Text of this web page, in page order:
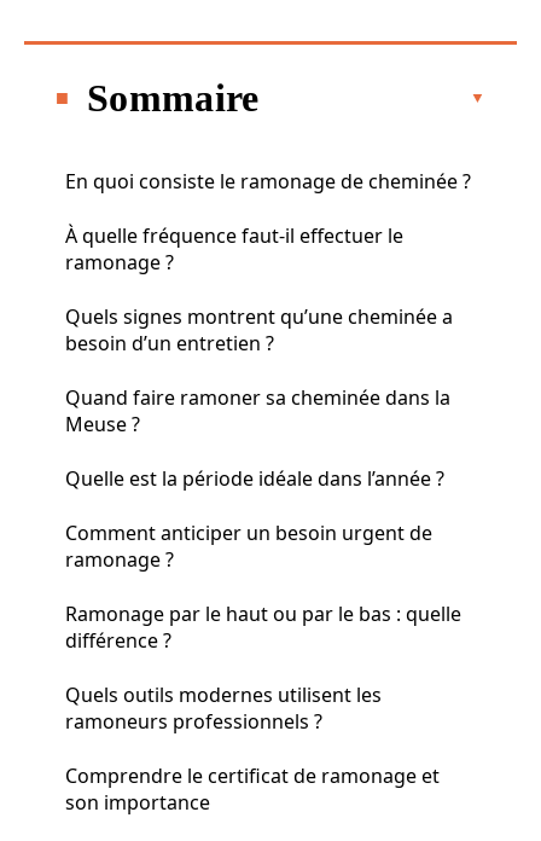
Sommaire
En quoi consiste le ramonage de cheminée ?
À quelle fréquence faut-il effectuer le
ramonage ?
Quels signes montrent qu’une cheminée a
besoin d’un entretien ?
Quand faire ramoner sa cheminée dans la
Meuse ?
Quelle est la période idéale dans l’année ?
Comment anticiper un besoin urgent de
ramonage ?
Ramonage par le haut ou par le bas : quelle
différence ?
Quels outils modernes utilisent les
ramoneurs professionnels ?
Comprendre le certificat de ramonage et
son importance